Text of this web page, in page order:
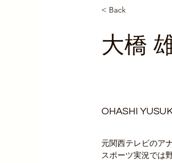
< Back
大橋
OHASHI
元関西テレビのア
スポーツ実況では